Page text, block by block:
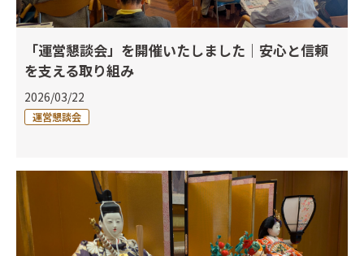
「運営懇談会」を開催いたしました｜安心と信頼
を支える取り組み
2026/03/22
運営懇談会